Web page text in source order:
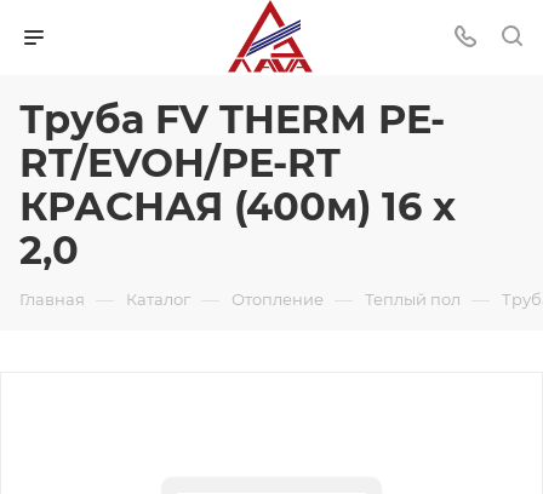
Труба FV THERM PE-
RT/EVOH/PE-RT
КРАСНАЯ (400м) 16 x
2,0
Главная — Каталог — Отопление — Теплый пол —